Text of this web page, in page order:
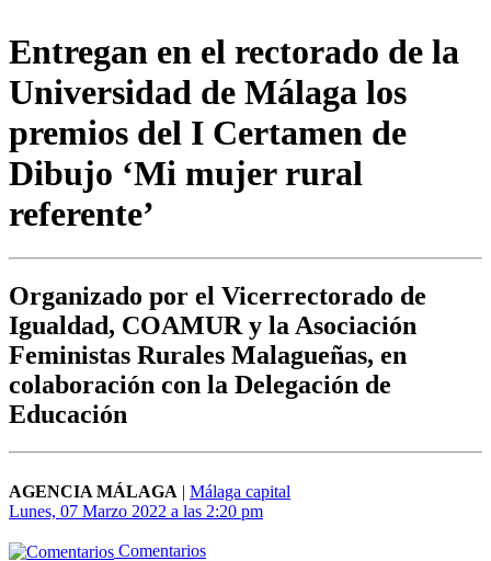
Entregan en el rectorado de la
Universidad de Málaga los
premios del I Certamen de
Dibujo ‘Mi mujer rural
referente’
Organizado por el Vicerrectorado de
Igualdad, COAMUR y la Asociación
Feministas Rurales Malagueñas, en
colaboración con la Delegación de
Educación
AGENCIA MÁLAGA | Málaga capital
Lunes, 07 Marzo 2022 a las 2:20 pm
Comentarios